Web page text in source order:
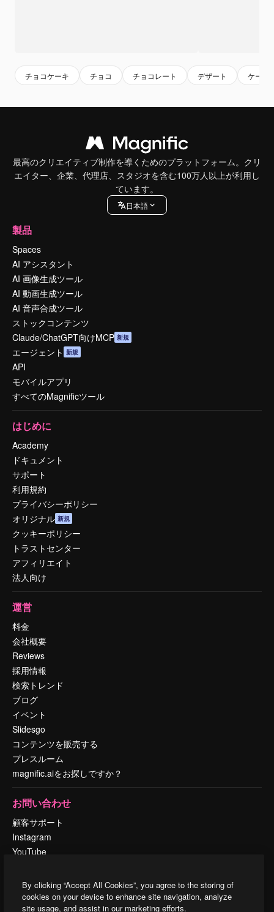
チョコケーキ チョコ チョコレート デザート ケーキ
最高のクリエイティブ制作を導くためのプラットフォーム。クリ
エイター、企業、代理店、スタジオを含む100万人以上が利用し
ています。
日本語
製品
Spaces
AI アシスタント
AI 画像生成ツール
AI 動画生成ツール
AI 音声合成ツール
ストックコンテンツ
Claude/ChatGPT向けMCP 新規
エージェント 新規
API
モバイルアプリ
すべてのMagnificツール
はじめに
Academy
ドキュメント
サポート
利用規約
プライバシーポリシー
オリジナル 新規
クッキーポリシー
トラストセンター
アフィリエイト
法人向け
運営
料金
会社概要
Reviews
採用情報
検索トレンド
ブログ
イベント
Slidesgo
コンテンツを販売する
プレスルーム
magnific.aiをお探しですか？
お問い合わせ
顧客サポート
Instagram
YouTube
TikTok
Discord
By clicking “Accept All Cookies”, you agree to the storing of
cookies on your device to enhance site navigation, analyze
site usage, and assist in our marketing efforts.